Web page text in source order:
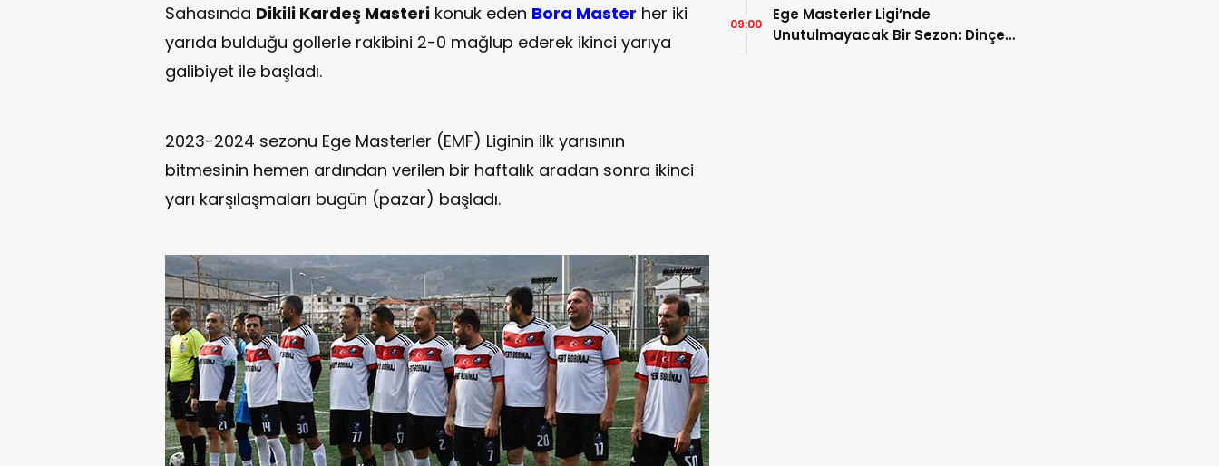
Sahasında Dikili Kardeş Masteri konuk eden Bora Master her iki
yarıda bulduğu gollerle rakibini 2-0 mağlup ederek ikinci yarıya
galibiyet ile başladı.
2023-2024 sezonu Ege Masterler (EMF) Liginin ilk yarısının
bitmesinin hemen ardından verilen bir haftalık aradan sonra ikinci
yarı karşılaşmaları bugün (pazar) başladı.
Ege Masterler Ligi’nde
Unutulmayacak Bir Sezon: Dinçer
09:00